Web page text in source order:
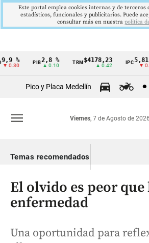
Cintillo
Colombia
%
0.30
PIB2,8 %
▲ 0.10
TRM$4178,23
▲ 0.42
5,81 %
▼ 0.12
Pico y Placa Medellín
Viernes, 7 de Agosto de 2026
menu
Temas recomendados
El olvido es peor que
enfermedad
Una oportunidad para
Este portal emplea cookies internas y de terceros
estadísticos, funcionales y publicitarios. Puede
consultar más en nuestra politica